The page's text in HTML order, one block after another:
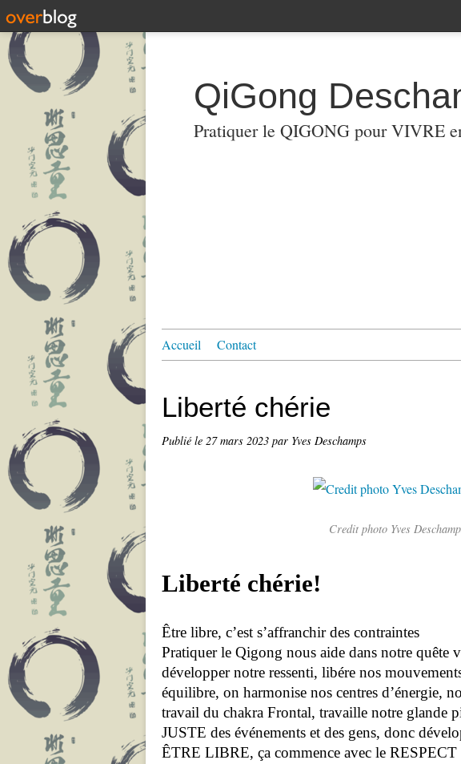
QiGong
Pratiquer le QIGONG pour VIVRE
Accueil Contact
Liberté chérie
Publié le 27 mars 2023 par Yves Deschamps
Credit photo Yves
Liberté chérie!
Être libre, c’est s’affranchir des contraintes
Pratiquer le Qigong nous aide dans notre quête
développer notre ressenti, libére nos
équilibre, on harmonise nos centres d’énergie,
travail du chakra Frontal, travaille notre glande
JUSTE des événements et des gens, donc
ÊTRE LIBRE, ça commence avec le RESPECT